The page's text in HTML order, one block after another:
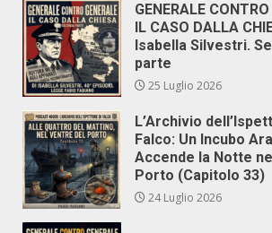
GENERALE
IL CASO DALLA
Isabella Silvestri.
parte
25 Luglio 2026
L’Archivio
Falco: Un Incubo
Accende la Notte
Porto (Capitolo 33)
24 Luglio 2026